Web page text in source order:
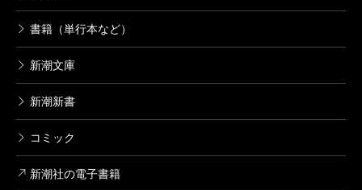
書籍（単行本など）
新潮文庫
新潮新書
コミック
新潮社の電子書籍